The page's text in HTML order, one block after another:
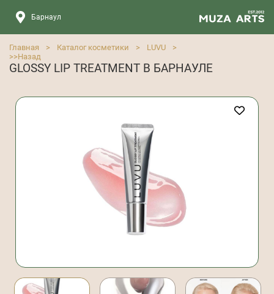
Барнаул
Главная > Каталог косметики > LUVU
>
>>Назад
GLOSSY LIP TREATMENT В БАРНАУЛЕ